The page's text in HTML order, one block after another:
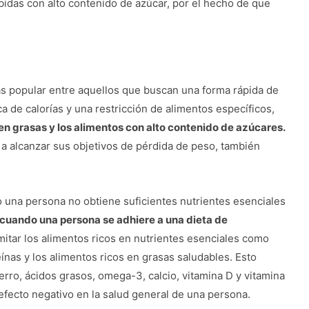
con alto contenido de azúcar, por el hecho de que
popular entre aquellos que buscan una forma rápida de
de calorías y una restricción de alimentos específicos,
grasas y los alimentos con alto contenido de azúcares.
alcanzar sus objetivos de pérdida de peso, también
persona no obtiene suficientes nutrientes esenciales
una persona se adhiere a una dieta de
los alimentos ricos en nutrientes esenciales como
y los alimentos ricos en grasas saludables. Esto
ácidos grasos, omega-3, calcio, vitamina D y vitamina
negativo en la salud general de una persona.